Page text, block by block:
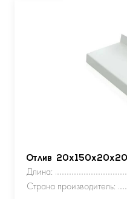
Отлив
Длина:
Страна производитель: